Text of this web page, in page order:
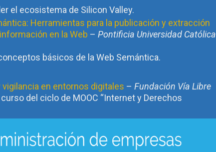
el ecosistema de Silicon Valley.
Herramientas para la publicación y extracción
en la Web – Pontificia Universidad Católica
básicos de la Web Semántica.
vigilancia en entornos digitales – Fundación Vía Libre
del ciclo de MOOC “Internet y Derechos